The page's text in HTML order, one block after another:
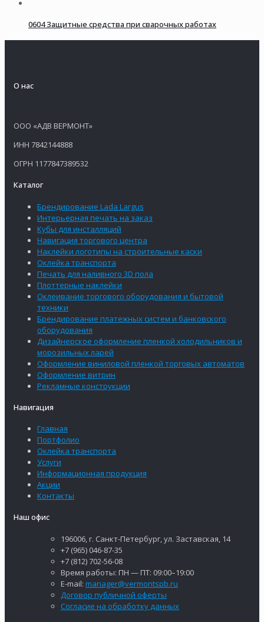
0604 Защитные средства при сварочных работах
О нас
ООО «АДВ ВЕРМОНТ»
ИНН 7842144888
ОГРН 1177847389532
Каталог
Брендирование Lada Largus
Интерьерная печать на заказ
Кубы для инсталляций
Навигация торгового центра
Наклейки логотипы на строительные каски
Оклейка транспорта
Печать для наливного 3D пола
Плоттерные наклейки
Оклеивание торгового оборудования и бытовой
техники
Брендирование платежных систем и банковского
оборудования
Дизайнерское оформление пленкой холодильников и
морозильных ларей
Оформление виниловой пленкой торговых автоматов
Оформление витрин
Рекламные конструкции
Навигация
Главная
Портфолио
Оклейка транспорта
Услуги
Информационная продукция
Акции
Контакты
Наш офис
196006, г. Санкт-Петербург, ул. Заставская, 14
+7 (965) 046-87-35
+7 (812) 702-56-08
Время работы: ПН — ПТ: 09:00–19:00
E-mail: manager@vermontspb.ru
Договор публичной оферты
Согласие на обработку данных